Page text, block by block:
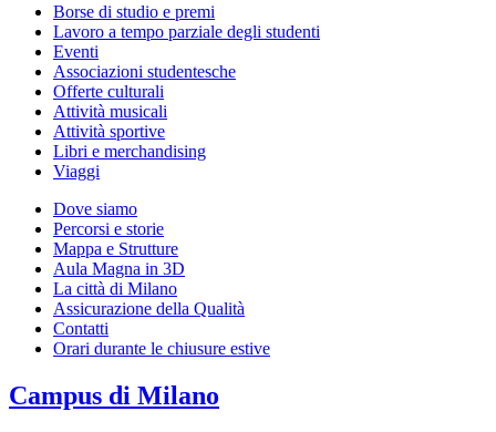
Borse di studio e premi
Lavoro a tempo parziale degli studenti
Eventi
Associazioni studentesche
Offerte culturali
Attività musicali
Attività sportive
Libri e merchandising
Viaggi
Dove siamo
Percorsi e storie
Mappa e Strutture
Aula Magna in 3D
La città di Milano
Assicurazione della Qualità
Contatti
Orari durante le chiusure estive
Campus di Milano